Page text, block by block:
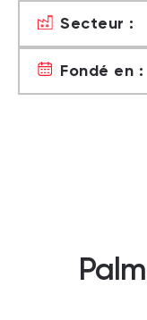
Secteur :
Fondé en :